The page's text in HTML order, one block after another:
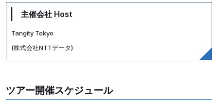
主催会社 Host
Tangity Tokyo
(株式会社NTTデータ)
ツアー開催スケジュール